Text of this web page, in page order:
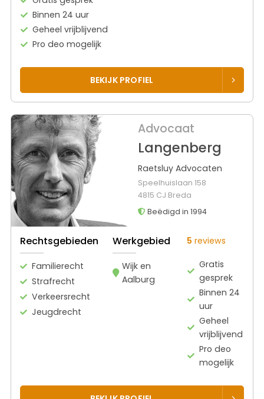
Binnen 24 uur
Geheel vrijblijvend
Pro deo mogelijk
BEKIJK PROFIEL
Advocaat
Langenberg
Raetsluy Advocaten
Speelhuislaan 158
4815 CJ Breda
Beëdigd in 1994
Rechtsgebieden
Familierecht
Strafrecht
Verkeersrecht
Jeugdrecht
Werkgebied
Wijk en
Aalburg
5 reviews
Gratis
gesprek
Binnen 24
uur
Geheel
vrijblijvend
Pro deo
mogelijk